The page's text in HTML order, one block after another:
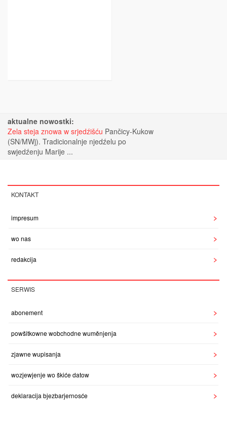
aktualne nowostki:
Zela steja znowa w srjedźišću Pančicy-Kukow
(SN/MWj). Tradicionalnje njedźelu po
swjedźenju Marije ...
KONTAKT
impresum
wo nas
redakcija
SERWIS
abonement
powšitkowne wobchodne wuměnjenja
zjawne wupisanja
wozjewjenje wo škiće datow
deklaracija bjezbarjernosće